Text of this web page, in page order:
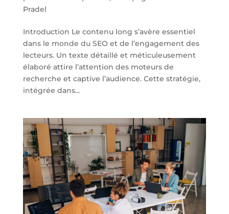
Pradel
Introduction Le contenu long s’avère essentiel
dans le monde du SEO et de l’engagement des
lecteurs. Un texte détaillé et méticuleusement
élaboré attire l’attention des moteurs de
recherche et captive l’audience. Cette stratégie,
intégrée dans...